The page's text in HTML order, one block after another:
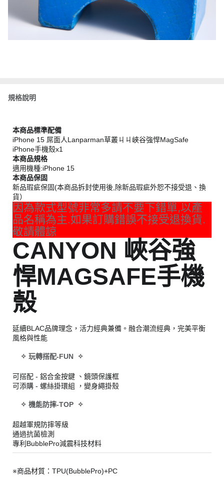
規格說明
本商品標準配備
iPhone 15 屌面人Lanparman草叢ㄐㄐ峽谷強悍MagSafe
iPhone手機殼x1
本商品規格
適用機種:iPhone 15
本商品保固
新品瑕疵保固(本商品拆封使用後,除新品瑕疵外恕不接受退、換
貨）
因為款式型號非常多請不要下錯單,以產
品名稱為主.如果訂購錯誤不接受退換貨.
敬請體諒
CANYON 峽谷強
悍MAGSAFE手機
殼
延續BLAC品牌理念，活力經典兼備。融合潮流經典，完美平衡
風格與性能
✧ 玩轉搭配-FUN ✧
可搭配 - 鋁合金按鍵 、鏡頭保護框
可添購 - 螺絲掛環組 ，變身繩掛殼
✧ 機能防摔-TOP ✧
超越軍規防摔等級
通過抗菌檢測
專利BubblePro減震科技材料
※商品材質：TPU(BubblePro)+PC